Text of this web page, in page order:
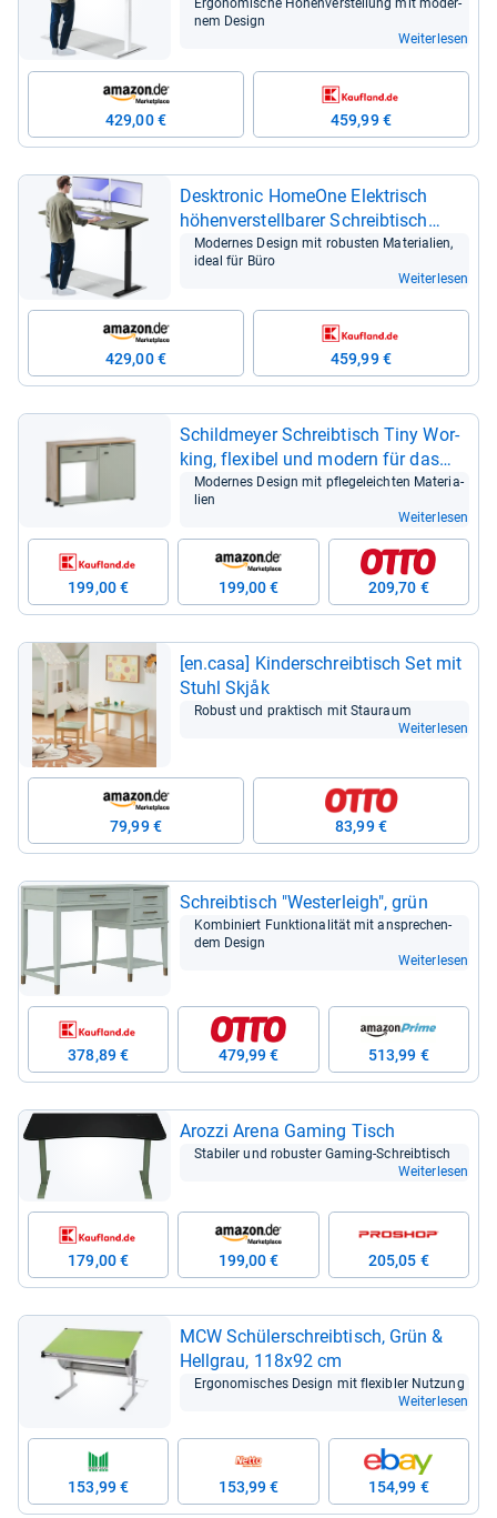
mit Touch­s­creen
Ergo­no­mi­sche Höhen­ver­stel­lung mit moder­
nem Design
Weiterlesen
429,00 € 459,99 €
Desktro­nic HomeOne Elek­trisch
höhen­ver­stell­ba­rer Schreib­tisch
160x80cm Schwarz/Grün mit
Memory-​Funk­tion
Moder­nes Design mit robus­ten Mate­ria­lien,
ideal für Büro
Weiterlesen
429,00 € 459,99 €
Schild­meyer Schreib­tisch Tiny Wor­
king, fle­xi­bel und modern für das
Home Office
Moder­nes Design mit pfle­ge­leich­ten Mate­ria­
lien
Weiterlesen
199,00 € 199,00 € 209,70 €
[en.casa] Kin­der­schreib­tisch Set mit
Stuhl Skjåk
Robust und prak­tisch mit Stau­raum
Weiterlesen
79,99 € 83,99 €
Schreib­tisch "Wes­ter­leigh", grün
Kom­bi­niert Funk­tio­na­li­tät mit anspre­chen­
dem Design
Weiterlesen
378,89 € 479,99 € 513,99 €
Arozzi Arena Gaming Tisch
Sta­bi­ler und robus­ter Gaming-​Schreib­tisch
Weiterlesen
179,00 € 199,00 € 205,05 €
MCW Schü­ler­schreib­tisch, Grün &
Hell­grau, 118x92 cm
Ergo­no­mi­sches Design mit fle­xibler Nut­zung
Weiterlesen
153,99 € 153,99 € 154,99 €